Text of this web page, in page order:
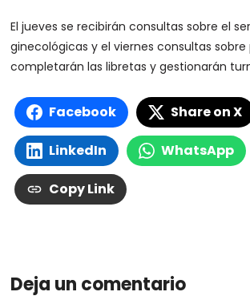
El jueves se recibirán consultas sobre el
ginecológicas y el viernes consultas sobre
completarán las libretas y gestionarán
Facebook Share on X
LinkedIn WhatsApp
Copy Link
Deja un comentario